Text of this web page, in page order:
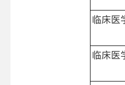
临床医
临床医